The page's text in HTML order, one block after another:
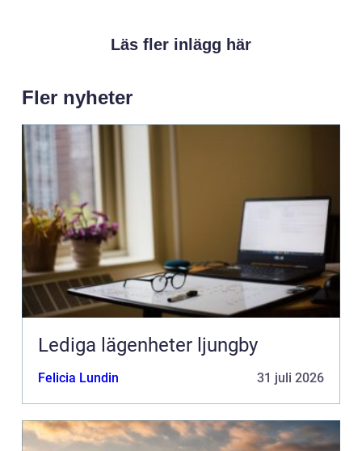
Läs fler inlägg här
Fler nyheter
Lediga lägenheter ljungby
Felicia Lundin 31 juli 2026